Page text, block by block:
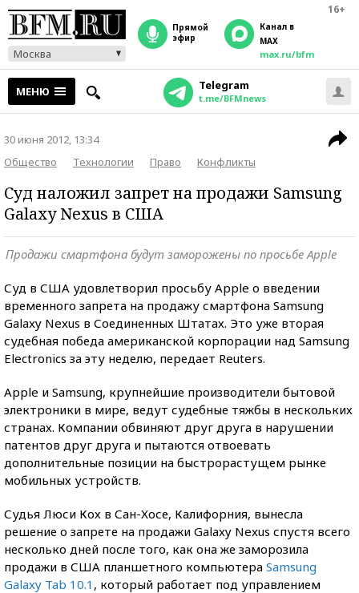
16+
Москва
прямой
эфир
Канал в
MAX
max.ru/bfm
МЕНЮ Telegram
t.me/BFMnews
30 июня 2012, 13:34
Общество
Технологии Право Конфликты
Суд наложил запрет на продажи Samsung
Galaxy Nexus в США
Продажи смартфона будут заморожены по просьбе Apple
Суд в США удовлетворил просьбу Apple о введении
временного запрета на продажу смартфона Samsung
Galaxy Nexus в Соединенных Штатах. Это уже вторая
судебная победа американской корпорации над Samsung
Electronics за эту неделю, передает Reuters.
Apple и Samsung, крупнейшие производители бытовой
электроники в мире, ведут судебные тяжбы в нескольких
странах. Компании обвиняют друг друга в нарушении
патентов друг друга и пытаются отвоевать
дополнительные позиции на быстрорастущем рынке
мобильных устройств.
Судья Люси Кох в Сан-Хосе, Калифорния, вынесла
решение о запрете на продажи Galaxy Nexus спустя всего
несколько дней после того, как она же заморозила
продажи в США планшетного компьютера Samsung
Galaxy Tab 10.1 , который работает под управлением